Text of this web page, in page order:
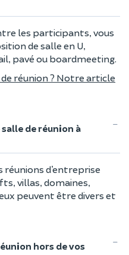
les participants, vous
de salle en U,
pavé ou boardmeeting.
réunion ? Notre article
de réunion à
réunions d’entreprise
villas, domaines,
peuvent être divers et
hors de vos